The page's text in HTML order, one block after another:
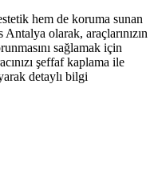
hem de koruma sunan
olarak, araçlarınızın
sağlamak için
şeffaf kaplama ile
detaylı bilgi